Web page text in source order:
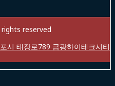
reserved
시 태장로789 금광하이테크시티